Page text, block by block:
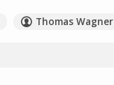
Thomas Wagner